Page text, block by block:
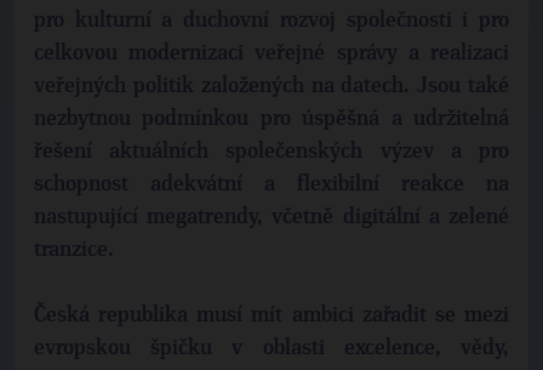
pro kulturní a duchovní rozvoj společnosti i pro
celkovou modernizaci veřejné správy a realizaci
veřejných politik založených na datech. Jsou také
nezbytnou podmínkou pro úspěšná a udržitelná
řešení aktuálních společenských výzev a pro
schopnost adekvátní a flexibilní reakce na
nastupující megatrendy, včetně digitální a zelené
tranzice.
Česká republika musí mít ambici zařadit se mezi
evropskou špičku v oblasti excelence, vědy,